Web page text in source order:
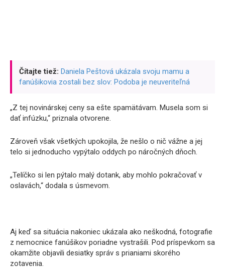
Čítajte tiež: Daniela Peštová ukázala svoju mamu a
fanúšikovia zostali bez slov: Podoba je neuveriteľná
„Z tej novinárskej ceny sa ešte spamätávam. Musela som si
dať infúzku,“ priznala otvorene.
Zároveň však všetkých upokojila, že nešlo o nič vážne a jej
telo si jednoducho vypýtalo oddych po náročných dňoch.
„Telíčko si len pýtalo malý dotank, aby mohlo pokračovať v
oslavách,“ dodala s úsmevom.
Aj keď sa situácia nakoniec ukázala ako neškodná, fotografie
z nemocnice fanúšikov poriadne vystrašili. Pod príspevkom sa
okamžite objavili desiatky správ s prianiami skorého
zotavenia.